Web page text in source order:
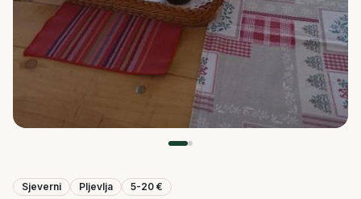
Sjeverni Pljevlja 5-20 €